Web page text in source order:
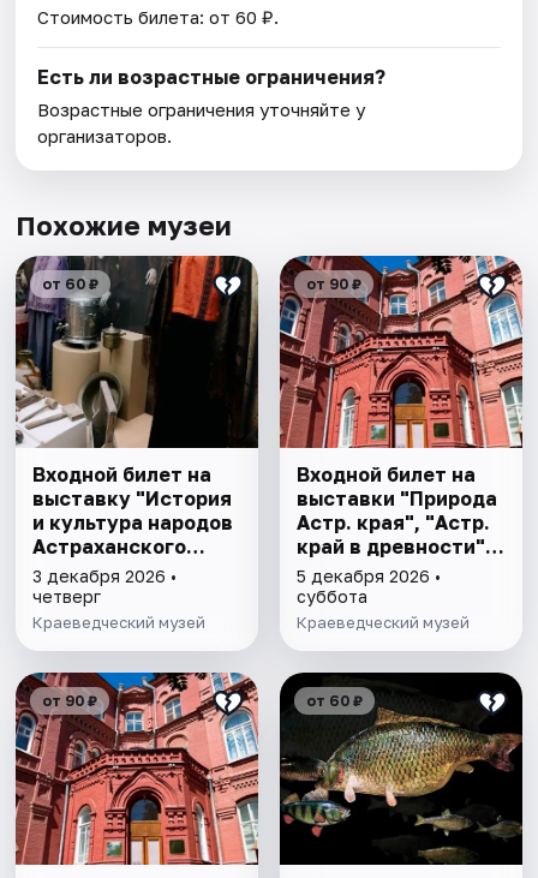
Стоимость билета: от 60 ₽.
Есть ли возрастные ограничения?
Возрастные ограничения уточняйте у
организаторов.
Похожие музеи
от 60 ₽
Входной билет на
выставку "История
и культура народов
Астраханского
края"
3 декабря 2026 •
четверг
Краеведческий музей
от 90 ₽
Входной билет на
выставки "Природа
Астр. края", "Астр.
край в древности",
"Заселение Астр.
края"
5 декабря 2026 •
суббота
Краеведческий музей
от 90 ₽ от 60 ₽